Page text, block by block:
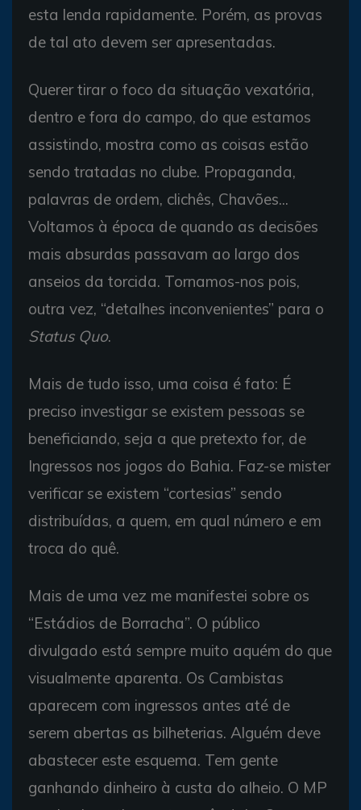
esta lenda rapidamente. Porém, as provas
de tal ato devem ser apresentadas.
Querer tirar o foco da situação vexatória,
dentro e fora do campo, do que estamos
assistindo, mostra como as coisas estão
sendo tratadas no clube. Propaganda,
palavras de ordem, clichês, Chavões...
Voltamos à época de quando as decisões
mais absurdas passavam ao largo dos
anseios da torcida. Tornamos-nos pois,
outra vez, “detalhes inconvenientes” para o
Status Quo.
Mais de tudo isso, uma coisa é fato: É
preciso investigar se existem pessoas se
beneficiando, seja a que pretexto for, de
Ingressos nos jogos do Bahia. Faz-se mister
verificar se existem “cortesias” sendo
distribuídas, a quem, em qual número e em
troca do quê.
Mais de uma vez me manifestei sobre os
“Estádios de Borracha”. O público
divulgado está sempre muito aquém do que
visualmente aparenta. Os Cambistas
aparecem com ingressos antes até de
serem abertas as bilheterias. Alguém deve
abastecer este esquema. Tem gente
ganhando dinheiro à custa do alheio. O MP